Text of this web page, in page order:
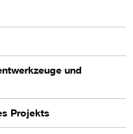
und
Projekts